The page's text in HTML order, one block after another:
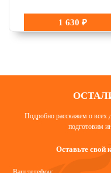
1 630 ₽
Подробно расскажем о всех
подготовим
Оставьте свой